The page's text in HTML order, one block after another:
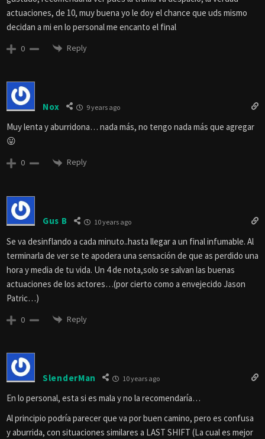
actuaciones, de 10, muy buena yo le doy el chance que uds mismo
decidan a mi en lo personal me encanto el final
0 Reply
Nox 9 years ago
Muy lenta y aburridona… nada más, no tengo nada más que agregar
😛
0 Reply
Gus B 10 years ago
Se va desinflando a cada minuto..hasta llegar a un final infumable. Al
terminarla de ver se te apodera una sensación de que as perdido una
hora y media de tu vida. Un 4 de nota,solo se salvan las buenas
actuaciones de los actores…(por cierto como a envejecido Jason
Patric…)
0 Reply
SlenderMan 10 years ago
En lo personal, esta si es mala y no la recomendaría…
Al principio podría parecer que va por buen camino, pero es confusa
y aburrida, con situaciones similares a LAST SHIFT (La cual es mejor